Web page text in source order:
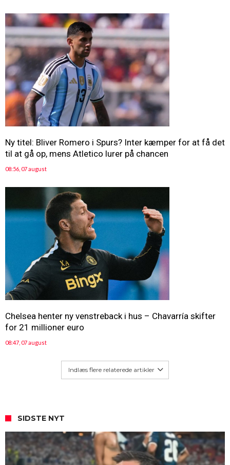
Ny titel: Bliver Romero i Spurs? Inter kæmper for at få det
til at gå op, mens Atletico lurer på chancen
08:56, 07 august
Chelsea henter ny venstreback i hus – Chavarría skifter
for 21 millioner euro
08:47, 07 august
Indlæs flere relaterede artikler
SIDSTE NYT